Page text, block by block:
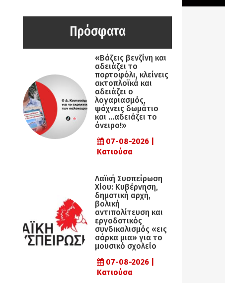
Πρόσφατα
«Βάζεις βενζίνη και
αδειάζει το
πορτοφόλι, κλείνεις
ακτοπλοϊκά και
αδειάζει ο
λογαριασμός,
ψάχνεις δωμάτιο
και …αδειάζει το
όνειρο!»
07-08-2026 |
Κατιούσα
Λαϊκή Συσπείρωση
Χίου: Κυβέρνηση,
δημοτική αρχή,
βολική
αντιπολίτευση και
εργοδοτικός
συνδικαλισμός «εις
σάρκα μια» για το
μουσικό σχολείο
07-08-2026 |
Κατιούσα